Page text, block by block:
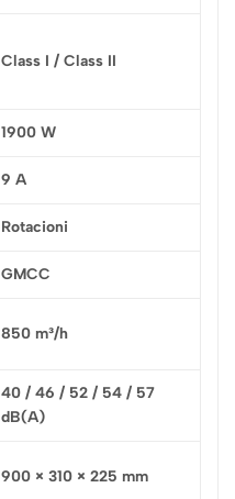
Class I / Class II
1900 W
9 A
Rotacioni
GMCC
850 m³/h
40 / 46 / 52 / 54 / 57
dB(A)
900 × 310 × 225 mm